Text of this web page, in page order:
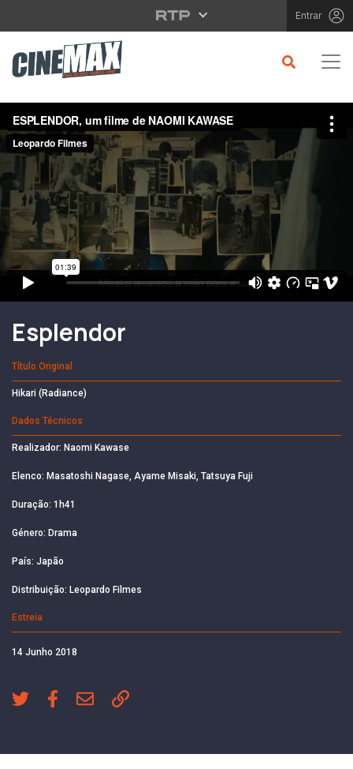
Saltar para o conteúdo principal Entrar
Filme em Cartaz
Esplendor
Título Original
Hikari (Radiance)
Dados Técnicos
Realizador: Naomi Kawase
Elenco: Masatoshi Nagase, Ayame Misaki, Tatsuya Fuji
Duração: 1h41
Género: Drama
País: Japão
Distribuição: Leopardo Filmes
Estreia
14 Junho 2018